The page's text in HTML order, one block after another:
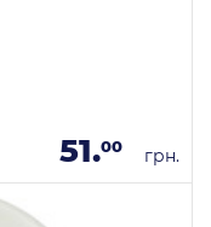
51.00 грн.